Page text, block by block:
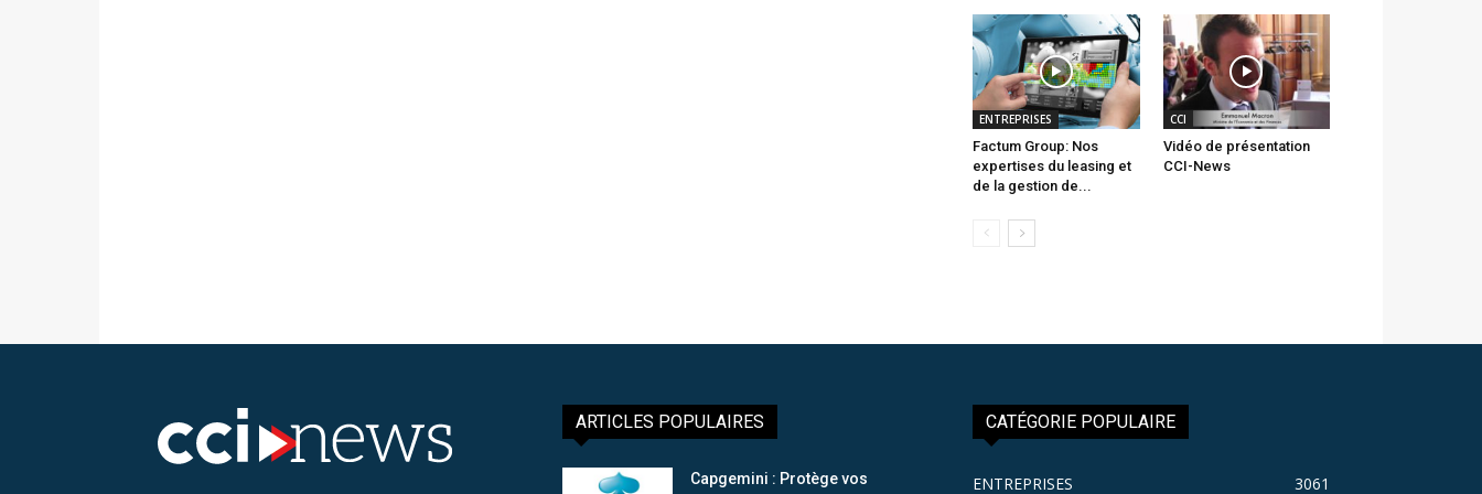
ENTREPRISES
Factum Group: Nos
expertises du leasing et
de la gestion de...
CCI
Vidéo de présentation
CCI-News
ARTICLES POPULAIRES
Capgemini : Protège vos
CATÉGORIE POPULAIRE
ENTREPRISES 3061